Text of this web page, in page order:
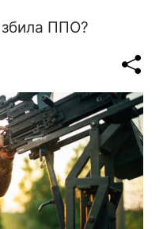
збила ППО?